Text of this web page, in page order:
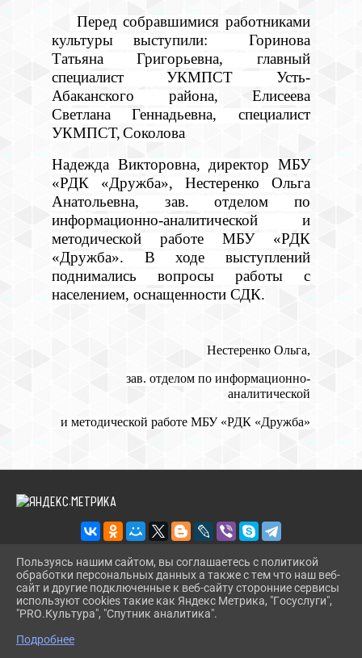
Перед собравшимися работниками
культуры выступили: Горинова
Татьяна Григорьевна, главный
специалист УКМПСТ Усть-
Абаканского района,
Елисеева
Светлана Геннадьевна, специалист
УКМПСТ,Соколова
Надежда Викторовна, директор МБУ
«РДК «Дружба», Нестеренко Ольга
Анатольевна, зав. отделом по
информационно-аналитической и
методической работе МБУ «РДК
«Дружба». В ходе выступлений
поднимались вопросы работы с
населением, оснащенности СДК.
Нестеренко Ольга,
зав. отделом по информационно-
аналитической
и методической работе МБУ «РДК «Дружба»
2026 Г. RDKDRUJBA.RU
ВХОД
КАРТА САЙТА
Пользуясь нашим сайтом, вы соглашаетесь с политикой
обработки персональных данных а также с тем что наш веб-
сайт и другие подключенные к веб-сайту сторонние сервисы
используют cookies такие как Яндекс Метрика, "Госуслуги",
"PRO.Культура", "Спутник аналитика".
Подробнее